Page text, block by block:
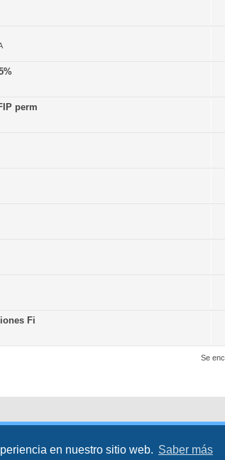
en nuestro sitio web. Saber más
perm
Fi
Se